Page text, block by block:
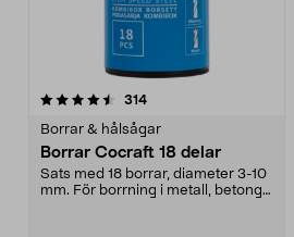
314recensioner
Borrar & hålsågar
Borrar Cocraft 18 delar
Sats med 18 borrar, diameter 3-10
mm. För borrning i metall, betong
4.0 av 5 stjärnor